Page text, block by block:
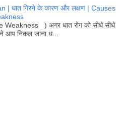
धात गिरने के कारण और लक्षण | Causes
Weakness ) अगर धात रोग को सीधे सीधे
आप निकल जाना ध...